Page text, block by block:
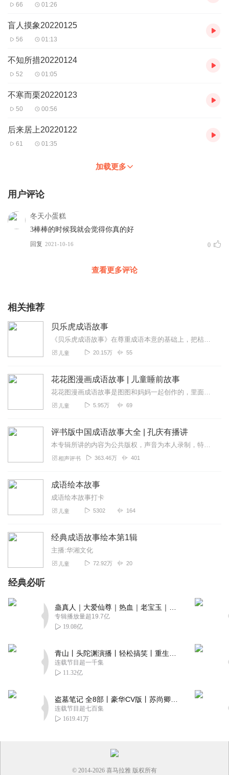
66 01:26
盲人摸象20220125
56 01:13
不知所措20220124
52 01:05
不寒而栗20220123
50 00:56
后来居上20220122
61 01:35
加载更多
用户评论
冬天小蛋糕
3棒棒的时候我就会觉得你真的好
回复 2021-10-16 0
查看更多评论
相关推荐
贝乐虎成语故事
《贝乐虎成语故事》在尊重成语本意的基础上，把枯燥难懂的成语改编成一个个情节丰富、有趣又生动的情景故事。快乐听故事，轻松学成语。让孩子不仅可以在故事中学会成语，还...
儿童 20.15万 55
花花图漫画成语故事 | 儿童睡前故事
花花图漫画成语故事是图图和妈妈一起创作的，里面所有的漫画由图图手绘完成，想看漫画的小朋友们可以在图片信息里找到它。帮我们解释和表演的是图图的宠物团队的五个小成员...
儿童 5.95万 69
评书版中国成语故事大全 | 孔庆有播讲
本专辑所讲的内容为公共版权，声音为本人录制，特此声明！业余时间录制，尽量保证每天一集！微评书为您讲述成语起源的同时，每集一个定场诗，不重复！脱稿演绎！部分定场诗...
相声评书 363.46万 401
成语绘本故事
成语绘本故事打卡
儿童 5302 164
经典成语故事绘本第1辑
主播:华湘文化
儿童 72.92万 20
经典必听
专辑播放量超19.7亿
19.08亿
连载节目超一千集
11.32亿
连载节目超七百集
1619.41万
© 2014-2026 喜马拉雅 版权所有